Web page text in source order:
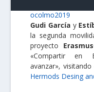
Gudi García y
la segunda
proyecto
«Compartir en
avanzar»,
Hermods Desing